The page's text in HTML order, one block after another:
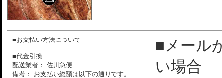
■お支払い方法について
■代金引換
配送業者： 佐川急便
備考： お支払い総額は以下の通りです。
■メール
い場合